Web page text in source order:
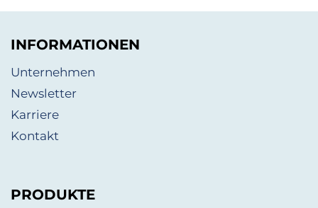
INFORMATIONEN
Unternehmen
Newsletter
Karriere
Kontakt
PRODUKTE